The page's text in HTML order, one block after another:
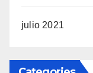
julio 2021